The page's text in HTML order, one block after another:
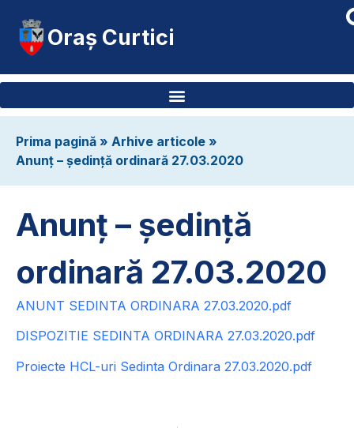
Oraș Curtici
Prima pagină » Arhive articole »
Anunț – ședință ordinară 27.03.2020
Anunț – ședință
ordinară 27.03.2020
ANUNT SEDINTA ORDINARA 27.03.2020.pdf
DISPOZITIE SEDINTA ORDINARA 27.03.2020.pdf
Proiecte HCL-uri Sedinta Ordinara 27.03.2020.pdf